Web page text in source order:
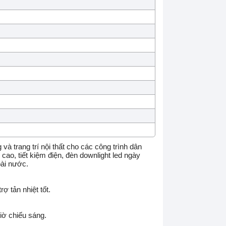
trang trí nội thất cho các công trình dân
tiết kiệm điện, đèn downlight led ngày
nước.
tản nhiệt tốt.
chiếu sáng.